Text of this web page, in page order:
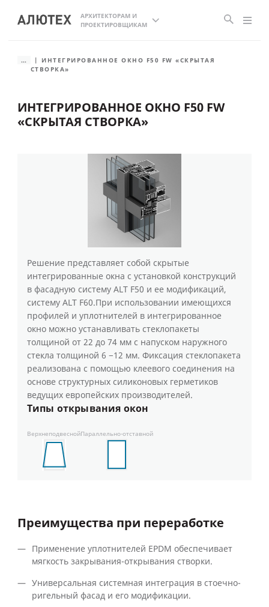
АРХИТЕКТОРАМ И
ПРОЕКТИРОВЩИКАМ
...
ИНТЕГРИРОВАННОЕ ОКНО F50 FW «СКРЫТАЯ
СТВОРКА»
ИНТЕГРИРОВАННОЕ ОКНО F50 FW
«СКРЫТАЯ СТВОРКА»
Решение представляет собой скрытые
интегрированные окна с установкой конструкций
в фасадную систему ALT F50 и ее модификаций,
систему ALT F60.При использовании имеющихся
профилей и уплотнителей в интегрированное
окно можно устанавливать стеклопакеты
толщиной от 22 до 74 мм с напуском наружного
стекла толщиной 6 −12 мм. Фиксация стеклопакета
реализована с помощью клеевого соединения на
основе структурных силиконовых герметиков
ведущих европейских производителей.
Типы открывания окон
ВерхнеподвеснойПараллельно-отставной
Преимущества при переработке
Применение уплотнителей EPDM обеспечивает
мягкость закрывания-открывания створки.
Универсальная системная интеграция в стоечно-
ригельный фасад и его модификации.